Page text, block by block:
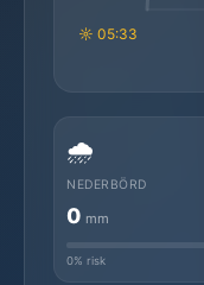
☼ 05:33
🌧️
NEDERBÖRD
0 mm
0% risk